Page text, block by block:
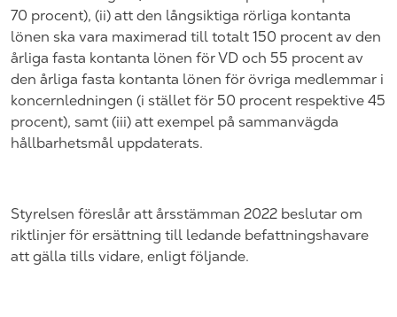
70 procent), (ii) att den långsiktiga rörliga kontanta
lönen ska vara maximerad till totalt 150 procent av den
årliga fasta kontanta lönen för VD och 55 procent av
den årliga fasta kontanta lönen för övriga medlemmar i
koncernledningen (i stället för 50 procent respektive 45
procent), samt (iii) att exempel på sammanvägda
hållbarhetsmål uppdaterats.
Styrelsen föreslår att årsstämman 2022 beslutar om
riktlinjer för ersättning till ledande befattningshavare
att gälla tills vidare, enligt följande.